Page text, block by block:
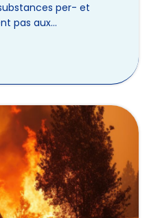
per- et
pas aux…